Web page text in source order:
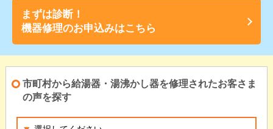
まずは診断！
機器修理のお申込みはこちら
市町村から給湯器・湯沸かし器を修理されたお客さま
の声を探す